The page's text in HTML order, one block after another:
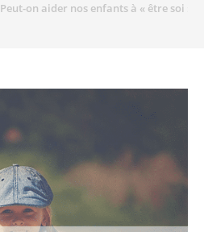
Peut-on aider nos enfants à « être soi » ?